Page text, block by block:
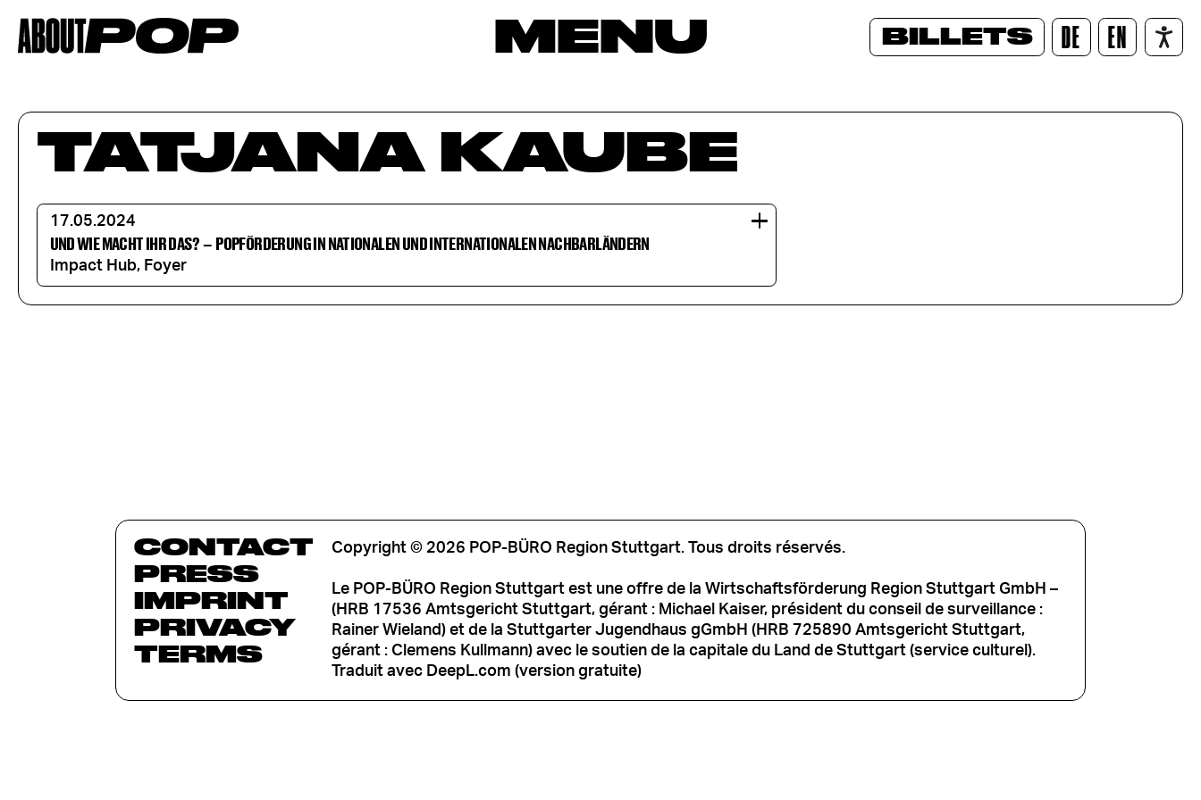
MENU BILLETS DE EN
TATJANA KAUBE
17.05.2024
UND WIE MACHT IHR DAS?– POPFÖRDERUNG IN NATIONALEN UND INTERNATIONALEN NACHBARLÄNDERN
Impact Hub, Foyer
CONTACT
PRESS
IMPRINT
PRIVACY
TERMS
Copyright © 2026 POP-BÜRO Region Stuttgart. Tous droits réservés.
Le POP-BÜRO Region Stuttgart est une offre de la Wirtschaftsförderung Region Stuttgart GmbH –
(HRB 17536 Amtsgericht Stuttgart, gérant : Michael Kaiser, président du conseil de surveillance :
Rainer Wieland) et de la Stuttgarter Jugendhaus gGmbH (HRB 725890 Amtsgericht Stuttgart,
gérant : Clemens Kullmann) avec le soutien de la capitale du Land de Stuttgart (service culturel).
Traduit avec DeepL.com (version gratuite)